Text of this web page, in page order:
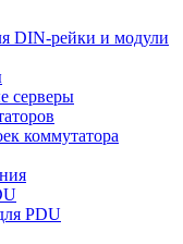
DIN-рейки и модули
серверы
коммутатора
PDU